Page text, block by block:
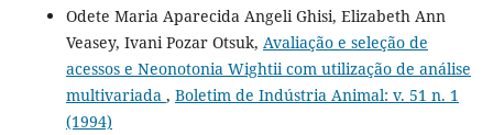
Odete Maria Aparecida Angeli Ghisi, Elizabeth Ann
Veasey, Ivani Pozar Otsuk, Avaliação e seleção de
acessos e Neonotonia Wightii com utilização de análise
multivariada , Boletim de Indústria Animal: v. 51 n. 1
(1994)